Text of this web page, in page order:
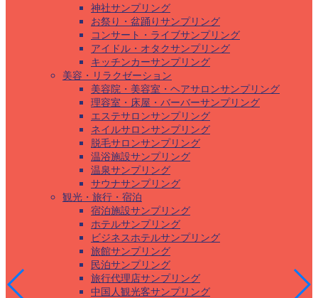
神社サンプリング
お祭り・盆踊りサンプリング
コンサート・ライブサンプリング
アイドル・オタクサンプリング
キッチンカーサンプリング
美容・リラクゼーション
美容院・美容室・ヘアサロンサンプリング
理容室・床屋・バーバーサンプリング
エステサロンサンプリング
ネイルサロンサンプリング
脱毛サロンサンプリング
温浴施設サンプリング
温泉サンプリング
サウナサンプリング
観光・旅行・宿泊
宿泊施設サンプリング
ホテルサンプリング
ビジネスホテルサンプリング
旅館サンプリング
民泊サンプリング
旅行代理店サンプリング
中国人観光客サンプリング